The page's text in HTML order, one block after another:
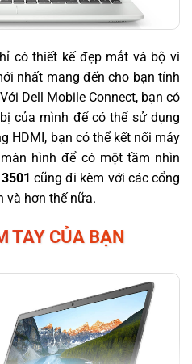
có thiết kế đẹp mắt và bộ vi
nhất mang đến cho bạn tính
Dell Mobile Connect, bạn có
của mình để có thể sử dụng
HDMI, bạn có thể kết nối máy
hình để có một tầm nhìn
cũng đi kèm với các cổng
và hơn thế nữa.
TAY CỦA BẠN